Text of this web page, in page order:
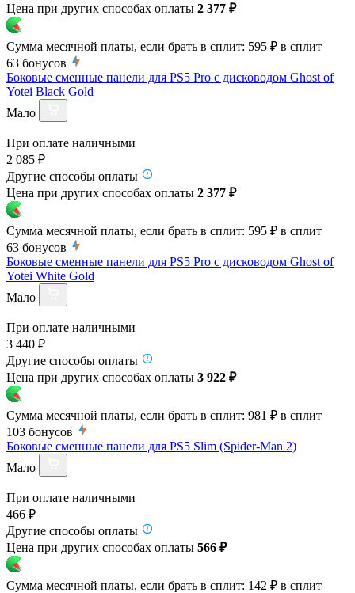
Цена при других способах оплаты 2 377 ₽
Сумма месячной платы, если брать в сплит: 595 ₽ в сплит
63 бонусов
Боковые сменные панели для PS5 Pro с дисководом Ghost of
Yotei Black Gold
Мало
При оплате наличными
2 085 ₽
Другие способы оплаты
Цена при других способах оплаты 2 377 ₽
Сумма месячной платы, если брать в сплит: 595 ₽ в сплит
63 бонусов
Боковые сменные панели для PS5 Pro с дисководом Ghost of
Yotei White Gold
Мало
При оплате наличными
3 440 ₽
Другие способы оплаты
Цена при других способах оплаты 3 922 ₽
Сумма месячной платы, если брать в сплит: 981 ₽ в сплит
103 бонусов
Боковые сменные панели для PS5 Slim (Spider-Man 2)
Мало
При оплате наличными
466 ₽
Другие способы оплаты
Цена при других способах оплаты 566 ₽
Сумма месячной платы, если брать в сплит: 142 ₽ в сплит